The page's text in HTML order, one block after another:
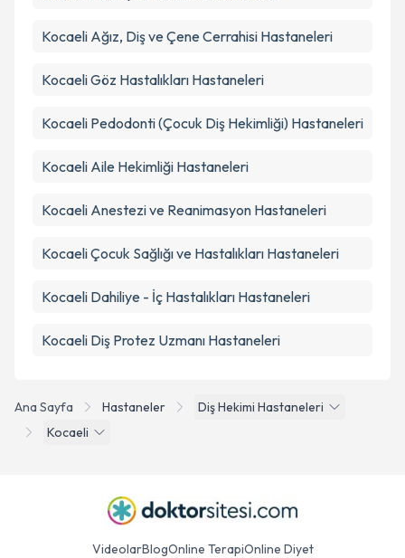
Kocaeli Ağız, Diş ve Çene Cerrahisi Hastaneleri
KocaeliGöz Hastalıkları Hastaneleri
Kocaeli Pedodonti (Çocuk Diş Hekimliği) Hastaneleri
Kocaeli Aile Hekimliği Hastaneleri
Kocaeli Anestezi ve Reanimasyon Hastaneleri
KocaeliÇocuk Sağlığı ve Hastalıkları Hastaneleri
Kocaeli Dahiliye - İç Hastalıkları Hastaneleri
Kocaeli Diş Protez Uzmanı Hastaneleri
Ana Sayfa Hastaneler
Diş Hekimi Hastaneleri
Kocaeli
VideolarBlogOnline TerapiOnline Diyet